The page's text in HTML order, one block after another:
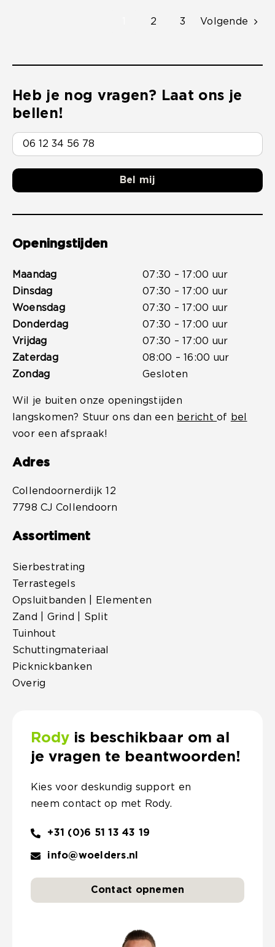
2 3 Volgende
Heb je nog vragen? Laat ons je
bellen!
Bel mij
Openingstijden
Maandag
Dinsdag
Woensdag
Donderdag
Vrijdag
Zaterdag
Zondag
07:30 – 17:00 uur
07:30 – 17:00 uur
07:30 – 17:00 uur
07:30 – 17:00 uur
07:30 – 17:00 uur
08:00 – 16:00 uur
Gesloten
Wil je buiten onze openingstijden
langskomen? Stuur ons dan een berichtof
bel
voor een afspraak!
Adres
Collendoornerdijk 12
7798 CJ Collendoorn
Assortiment
Sierbestrating
Terrastegels
Opsluitbanden | Elementen
Zand | Grind | Split
Tuinhout
Schuttingmateriaal
Picknickbanken
Overig
Rodyis beschikbaar om al
je vragen te beantwoorden!
Kies voor deskundig support en
neem contact op met Rody.
+31 (0)6 51 13 43 19
info@woelders.nl
Contact opnemen